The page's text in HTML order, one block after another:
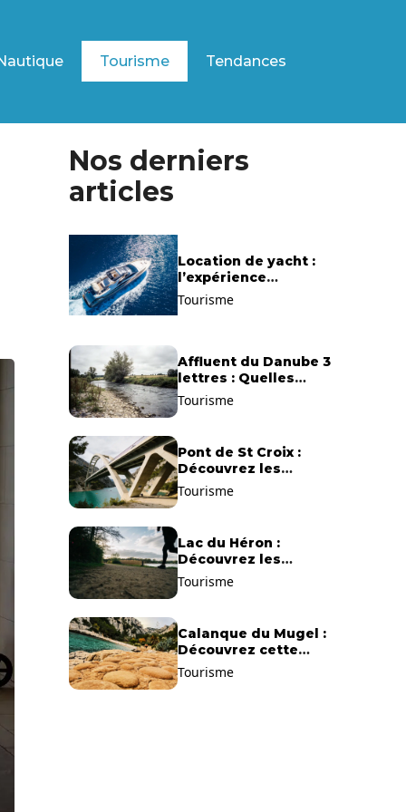
Tourisme Tendances
Nos derniers
articles
Location de yacht :
l’expérience
exclusive pour
découvrir la
Tourisme
Affluent du Danube 3
lettres : Quelles
solutions trouver ?
Tourisme
Pont de St Croix :
Découvrez les
gorges du Verdon !
Tourisme
Lac du Héron :
Découvrez les
meilleurs sentiers de
Tourisme
Calanque du Mugel :
Découvrez cette
plage paradisiaque à
Tourisme